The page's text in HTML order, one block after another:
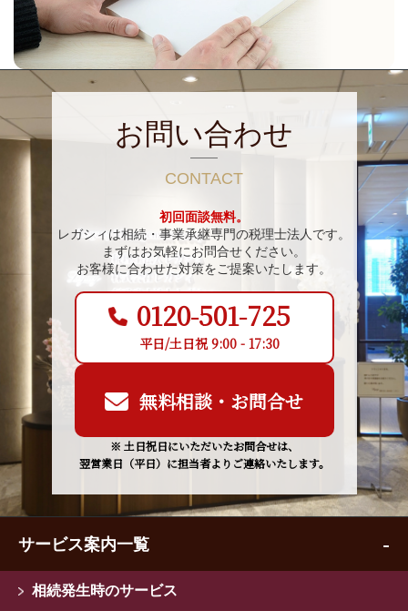
お問い合わせ
CONTACT
初回面談無料。
レガシィは相続・事業承継専門の税理士法人です。
まずはお気軽にお問合せください。
お客様に合わせた対策をご提案いたします。
0120-501-725
平日/土日祝 9:00 - 17:30
無料相談・お問合せ
※ 土日祝日にいただいたお問合せは、
翌営業日（平日）に担当者よりご連絡いたします。
サービス案内一覧
相続発生時のサービス